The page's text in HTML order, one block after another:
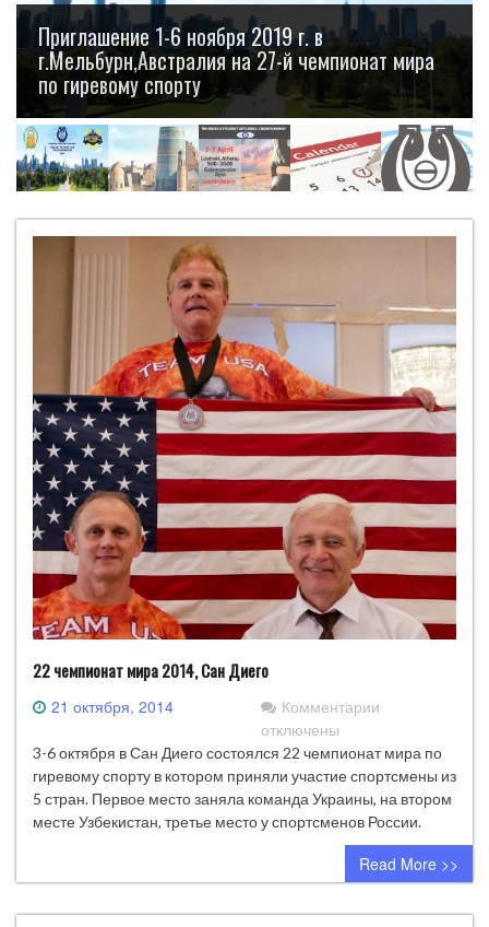
Приглашение 1-6 ноября 2019 г. в
г.Мельбурн,Австралия на 27-й чемпионат мира
по гиревому спорту
22 чемпионат мира 2014, Сан Диего
21 октября, 2014 Комментарии
22
чемпионат
мира
2014,
Сан
Диего
отключены
3-6 октября в Сан Диего состоялся 22 чемпионат мира по
гиревому спорту в котором приняли участие спортсмены из
5 стран. Первое место заняла команда Украины, на втором
месте Узбекистан, третье место у спортсменов России.
Read More >>